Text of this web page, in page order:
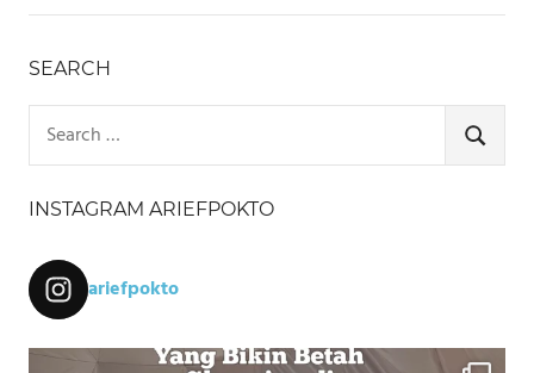
SEARCH
for:
SEARCH
INSTAGRAM ARIEFPOKTO
ariefpokto